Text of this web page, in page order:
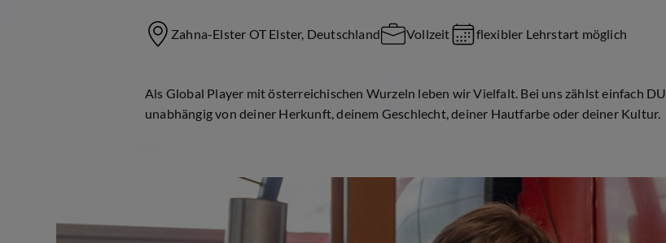
Zahna-Elster OT Elster, Deutschland Vollzeit flexibler Lehrstart möglich
Als Global Player mit österreichischen Wurzeln leben wir Vielfalt. Bei uns zählst einfach DU,
unabhängig von deiner Herkunft, deinem Geschlecht, deiner Hautfarbe oder deiner Kultur.